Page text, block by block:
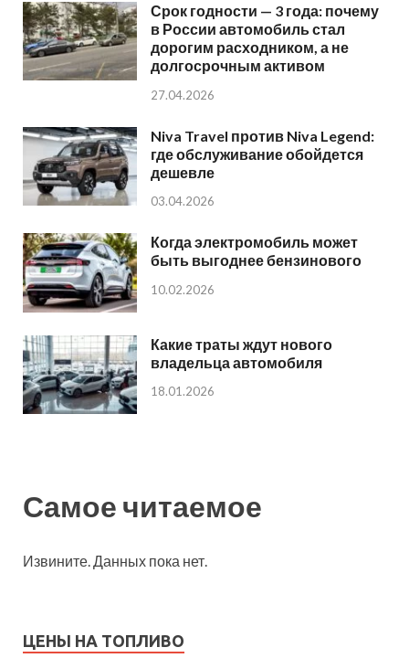
Срок годности — 3 года: почему
в России автомобиль стал
дорогим расходником, а не
долгосрочным активом
27.04.2026
Niva Travel против Niva Legend:
где обслуживание обойдется
дешевле
03.04.2026
Когда электромобиль может
быть выгоднее бензинового
10.02.2026
Какие траты ждут нового
владельца автомобиля
18.01.2026
Самое читаемое
Извините. Данных пока нет.
ЦЕНЫ НА ТОПЛИВО